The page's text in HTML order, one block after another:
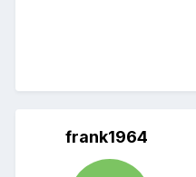
frank1964